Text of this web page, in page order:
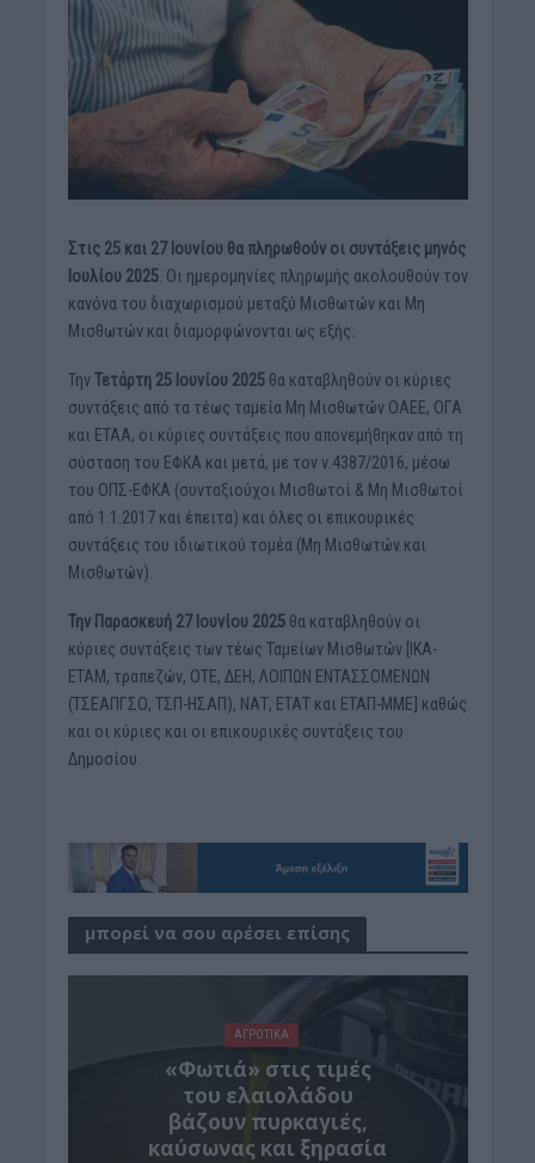
Στις 25 και 27 Ιουνίου θα πληρωθούν οι συντάξεις μηνός
Ιουλίου 2025. Οι ημερομηνίες πληρωμής ακολουθούν τον
κανόνα του διαχωρισμού μεταξύ Μισθωτών και Μη
Μισθωτών και διαμορφώνονται ως εξής:
ΤηνΤετάρτη 25 Ιουνίου 2025θα καταβληθούν οι κύριες
συντάξεις από τα τέως ταμεία Μη Μισθωτών ΟΑΕΕ, ΟΓΑ
και ΕΤΑΑ, οι κύριες συντάξεις που απονεμήθηκαν από τη
σύσταση του ΕΦΚΑ και μετά, με τον ν.4387/2016, μέσω
του ΟΠΣ-ΕΦΚΑ (συνταξιούχοι Μισθωτοί & Μη Μισθωτοί
από 1.1.2017 και έπειτα) και όλες οι επικουρικές
συντάξεις του ιδιωτικού τομέα (Μη Μισθωτών και
Μισθωτών).
Την Παρασκευή 27 Ιουνίου 2025θα καταβληθούν οι
κύριες συντάξεις των τέως Ταμείων Μισθωτών [ΙΚΑ-
ΕΤΑΜ, τραπεζών, ΟΤΕ, ΔΕΗ, ΛΟΙΠΩΝ ΕΝΤΑΣΣΟΜΕΝΩΝ
(ΤΣΕΑΠΓΣΟ, ΤΣΠ-ΗΣΑΠ), ΝΑΤ, ΕΤΑΤ και ΕΤΑΠ-ΜΜΕ] καθώς
και οι κύριες και οι επικουρικές συντάξεις του
Δημοσίου.
μπορεί να σου αρέσει επίσης
ΑΓΡΟΤΙΚΑ
«Φωτιά» στις τιμές
του ελαιολάδου
βάζουν πυρκαγιές,
καύσωνας και ξηρασία